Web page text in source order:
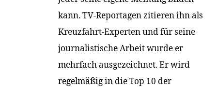
kann. TV-Reportagen zitieren ihn als
Kreuzfahrt-Experten und für seine
journalistische Arbeit wurde er
mehrfach ausgezeichnet. Er wird
regelmäßig in die Top 10 der